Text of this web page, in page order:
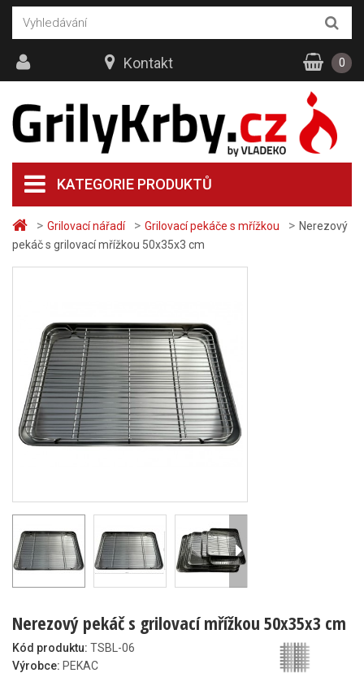
> Grilovací nářadí > Grilovací pekáče s mřížkou > Nerezový
pekáč s grilovací mřížkou 50x35x3 cm
Nerezový pekáč s grilovací mřížkou 50x35x3 cm
Kód produktu: TSBL-06
Výrobce: PEKAC
KATEGORIE PRODUKTŮ
Kontakt 0